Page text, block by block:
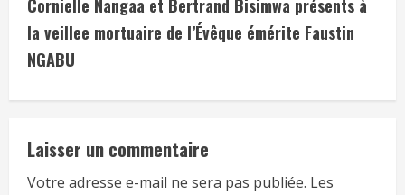
Cornielle Nangaa et Bertrand Bisimwa présents à
la veillee mortuaire de l’Évêque émérite Faustin
NGABU
Laisser un commentaire
Votre adresse e-mail ne sera pas publiée. Les